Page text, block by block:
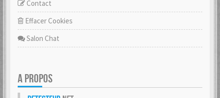
Contact
Effacer Cookies
Salon Chat
A PROPOS